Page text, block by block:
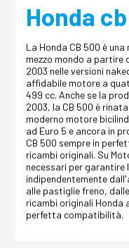
Honda
La Honda CB 500 è
mezzo mondo a partire
2003 nelle versioni
affidabile motore a
499 cc. Anche se la
2003, la CB 500 è
moderno motore
ad Euro 5 e ancora in
CB 500 sempre in
ricambi originali. Su
necessari per garantire
indipendentemente
alle pastiglie freno,
ricambi originali Honda
perfetta compatibilità.